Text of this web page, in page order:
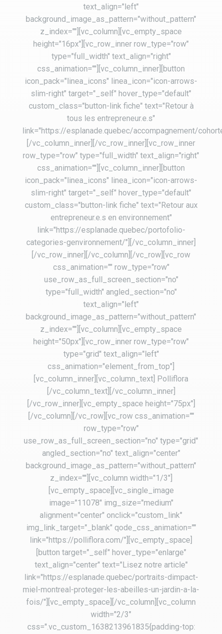
text_align="left"
background_image_as_pattern="without_pattern"
z_index=""][vc_column][vc_empty_space
height="16px"][vc_row_inner row_type="row"
type="full_width" text_align="right"
css_animation=""][vc_column_inner][button
icon_pack="linea_icons" linea_icon="icon-arrows-
slim-right" target="_self" hover_type="default"
custom_class="button-link fiche" text="Retour à
tous les entrepreneur.e.s"
link="https://esplanade.quebec/accompagnement/
[/vc_column_inner][/vc_row_inner][vc_row_inner
row_type="row" type="full_width" text_align="right"
css_animation=""][vc_column_inner][button
icon_pack="linea_icons" linea_icon="icon-arrows-
slim-right" target="_self" hover_type="default"
custom_class="button-link fiche" text="Retour aux
entrepreneur.e.s en environnement"
link="https://esplanade.quebec/portofolio-
categories-genvironnement/"][/vc_column_inner]
[/vc_row_inner][/vc_column][/vc_row][vc_row
css_animation="" row_type="row"
use_row_as_full_screen_section="no"
type="full_width" angled_section="no"
text_align="left"
background_image_as_pattern="without_pattern"
z_index=""][vc_column][vc_empty_space
height="50px"][vc_row_inner row_type="row"
type="grid" text_align="left"
css_animation="element_from_top"]
[vc_column_inner][vc_column_text] Polliflora
[/vc_column_text][/vc_column_inner]
[/vc_row_inner][vc_empty_space height="75px"]
[/vc_column][/vc_row][vc_row css_animation=""
row_type="row"
use_row_as_full_screen_section="no" type="grid"
angled_section="no" text_align="center"
background_image_as_pattern="without_pattern"
z_index=""][vc_column width="1/3"]
[vc_empty_space][vc_single_image
image="11078" img_size="medium"
alignment="center" onclick="custom_link"
img_link_target="_blank" qode_css_animation=""
link="https://polliflora.com/"][vc_empty_space]
[button target="_self" hover_type="enlarge"
text_align="center" text="Lisez notre article"
link="https://esplanade.quebec/portraits-dimpact-
miel-montreal-proteger-les-abeilles-un-jardin-a-la-
fois/"][vc_empty_space][/vc_column][vc_column
width="2/3"
css=".vc_custom_1638213961835{padding-top: